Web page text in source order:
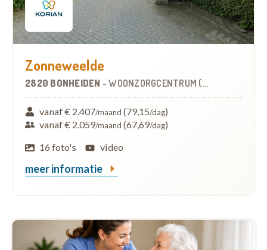
Zonneweelde
2820 BONHEIDEN -WOONZORGCENTRUM (WZC)
vanaf € 2.407/maand (79,15/dag)
vanaf € 2.059/maand (67,69/dag)
16 foto's
video
meer informatie